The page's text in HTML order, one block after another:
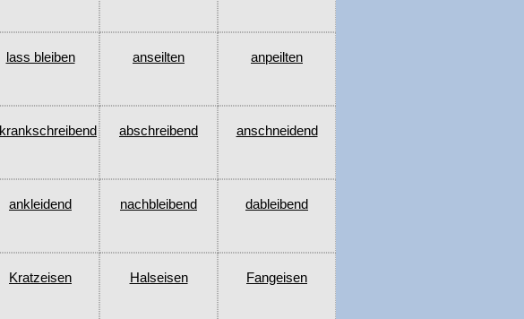
lass bleiben anseilten anpeilten
krankschreibend abschreibend anschneidend
ankleidend nachbleibend dableibend
Kratzeisen Halseisen Fangeisen